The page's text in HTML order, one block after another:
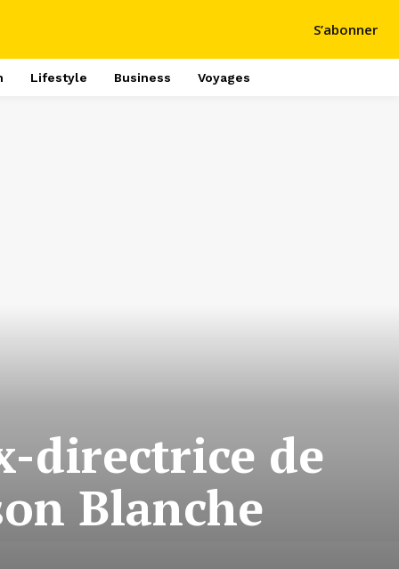
S’abonner
Lifestyle Business Voyages
directrice de
Blanche